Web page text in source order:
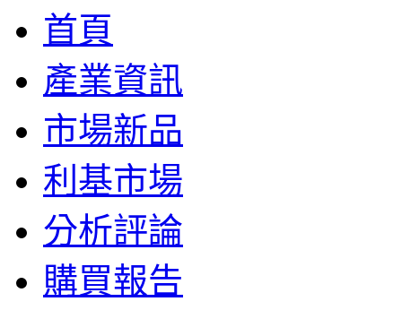
首頁
產業資訊
市場新品
利基市場
分析評論
購買報告